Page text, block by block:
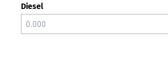
Diesel